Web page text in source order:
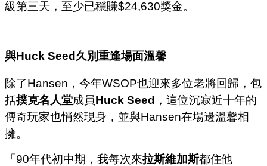
級第三天，至少已穩賺$24,630獎金。
與Huck Seed久別重逢場面溫馨
除了Hansen，今年WSOP也迎來多位老將回歸，包
括撲克名人堂成員Huck Seed ，這位沉寂近十年的
傳奇玩家也悄然現身，並與Hansen在場邊溫馨相
擁。
「90年代初中期，我每次來拉斯維加斯都住他